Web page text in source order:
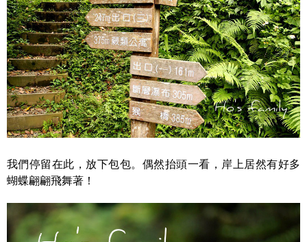
我們停留在此，放下包包。偶然抬頭一看，岸上居然有好多
蝴蝶翩翩飛舞著！